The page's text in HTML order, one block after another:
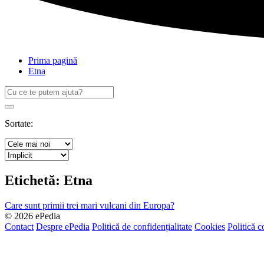
Prima pagină
Etna
Caută
după:
Search
Sortate:
Etichetă: Etna
Care sunt primii trei mari vulcani din Europa?
© 2026 ePedia
Contact Despre ePedia Politică de confidențialitate Cookies Politică